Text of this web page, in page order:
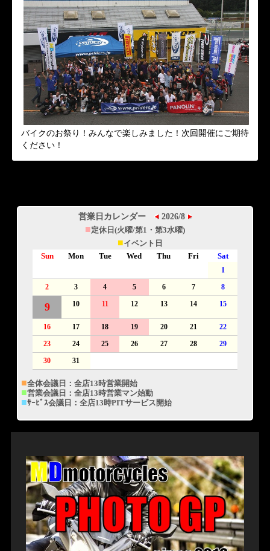
バイクのお祭り！みんなで楽しみました！次回開催にご期待
ください！